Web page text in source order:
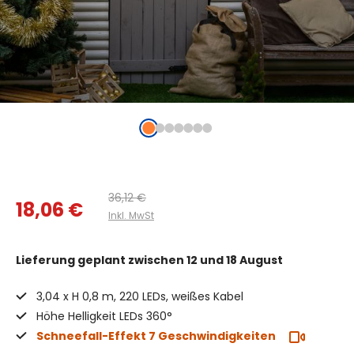
18,06 € 36,12 €
Inkl. MwSt
Lieferung geplant zwischen 12 und 18 August
3,04 x H 0,8 m, 220 LEDs, weißes Kabel
Höhe Helligkeit LEDs 360°
Schneefall-Effekt 7 Geschwindigkeiten